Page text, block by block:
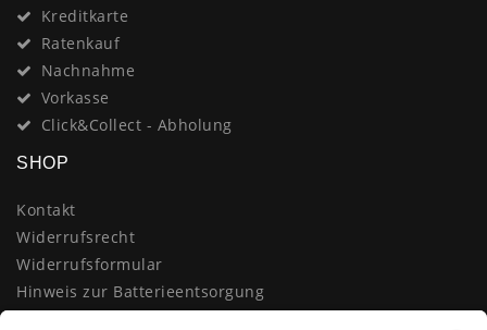
Kreditkarte
Ratenkauf
Nachnahme
Vorkasse
Click&Collect - Abholung
SHOP
Kontakt
Widerrufsrecht
Widerrufsformular
Hinweis zur Batterieentsorgung